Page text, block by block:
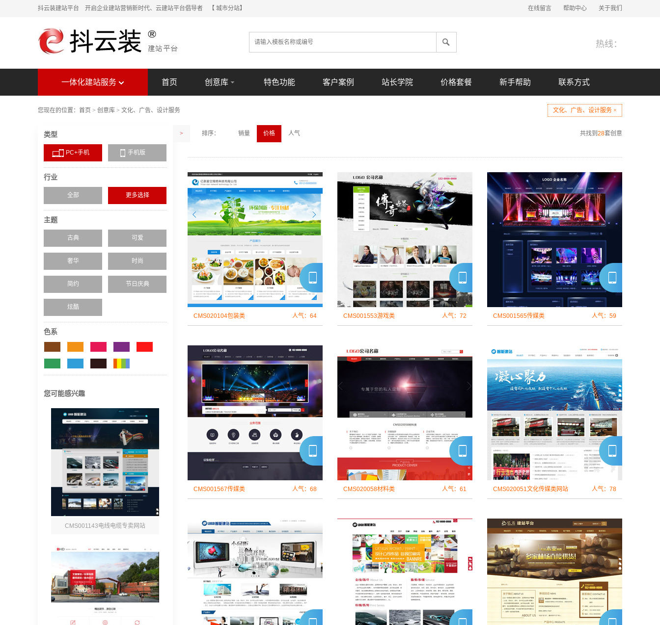
抖云装建站平台 开启企业建站营销新时代、云建站平台倡导者 【 城市分站】 在线留言 帮助中心 关于我们
热线：
一体化建站服务 首页 创意库 特色功能 客户案例 站长学院 价格套餐 新手帮助 联系方式
您现在的位置： 首页 > 创意库 > 文化、广告、设计服务 文化、广告、设计服务 ×
类型
PC+手机 手机版
行业
全部 更多选择
主题
古典 可爱
奢华 时尚
简约 节日庆典
炫酷
色系
您可能感兴趣
CMS001143电线电缆专卖网站
> 共找到 28套创意
排序： 销量 价格 人气
CMS020104包装类 人气：64 CMS001553游戏类 人气：72 CMS001565传媒类 人气：59
CMS001567传媒类 人气：68 CMS020058材料类 人气：61 CMS020051文化传媒类网站 人气：78